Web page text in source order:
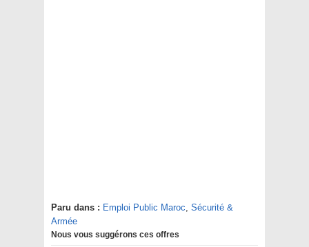
Paru dans : Emploi Public Maroc, Sécurité &
Armée
Nous vous suggérons ces offres